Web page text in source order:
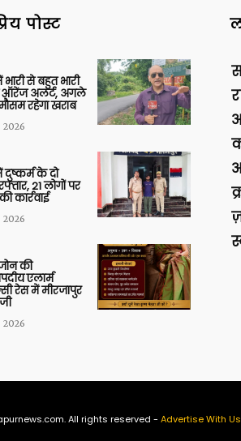
पोस्ट
भारी से बहुत भारी
ऑरेंज अलर्ट, अगले
रहेगा खराब
2026
दुष्कर्म के दो
21 लोगों पर
कार्रवाई
2026
की
एलार्म
रेस में मीरजापुर
2026
All rights reserved - Advertise With Us